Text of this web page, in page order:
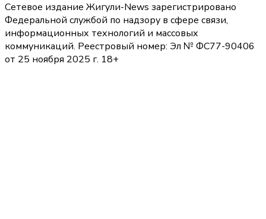
Сетевое издание Жигули-News зарегистрировано
Федеральной службой по надзору в сфере связи,
информационных технологий и массовых
коммуникаций. Реестровый номер: Эл № ФС77-90406
от 25 ноября 2025 г. 18+